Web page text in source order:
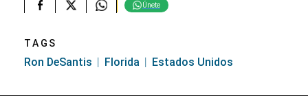
Únete
TAGS
Ron DeSantis Florida Estados Unidos